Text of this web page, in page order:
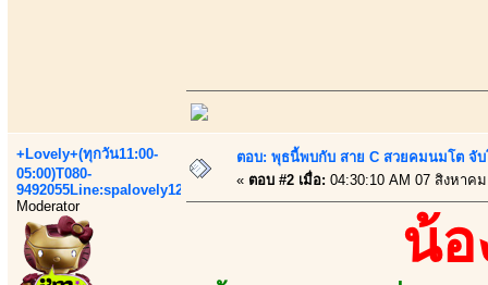
+Lovely+(ทุกวัน11:00-
05:00)T080-
9492055Line:spalovely123
Moderator
ตอบ: พุธนี้พบกับ สาย C สวยคมนมโต จั
« ตอบ #2 เมื่อ: 04:30:10 AM 07 สิงหาค
น้อ